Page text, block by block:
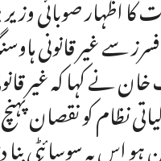
سے غیر
نے کہا کہ غیر
نظام کو نقصان
ہو اس پہ سوسائٹی